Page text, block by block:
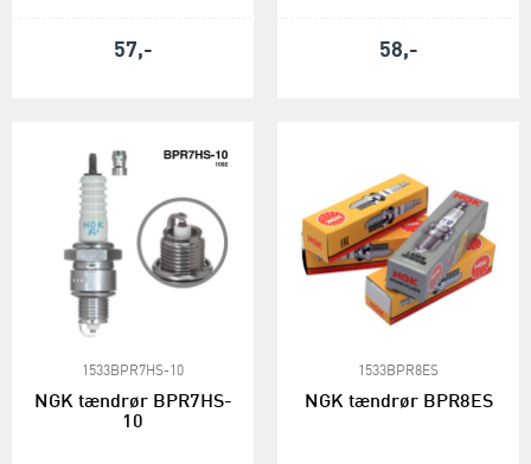
57,- 58,-
1533BPR7HS-10
NGK tændrør BPR7HS-
10
1533BPR8ES
NGK tændrør BPR8ES